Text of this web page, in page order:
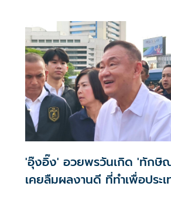
'อุ๊งอิ๊ง' อวยพรวันเกิด 'ทักษิ
เคยลืมผลงานดี ที่ทำเพื่อประ